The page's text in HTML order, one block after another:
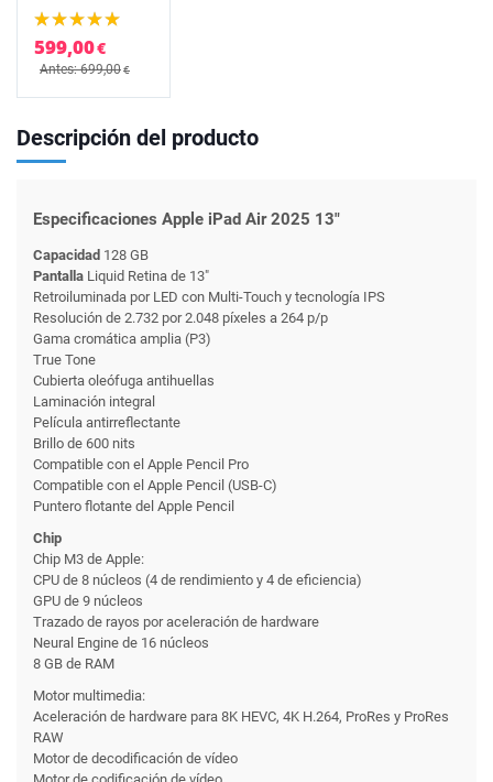
599,00€
Antes: 699,00€
Descripción del producto
Especificaciones Apple iPad Air 2025 13"
Capacidad 128 GB
Pantalla Liquid Retina de 13"
Retroiluminada por LED con Multi-Touch y tecnología IPS
Resolución de 2.732 por 2.048 píxeles a 264 p/p
Gama cromática amplia (P3)
True Tone
Cubierta oleófuga antihuellas
Laminación integral
Película antirreflectante
Brillo de 600 nits
Compatible con el Apple Pencil Pro
Compatible con el Apple Pencil (USB-C)
Puntero flotante del Apple Pencil
Chip
Chip M3 de Apple:
CPU de 8 núcleos (4 de rendimiento y 4 de eficiencia)
GPU de 9 núcleos
Trazado de rayos por aceleración de hardware
Neural Engine de 16 núcleos
8 GB de RAM
Motor multimedia:
Aceleración de hardware para 8K HEVC, 4K H.264, ProRes y ProRes
RAW
Motor de decodificación de vídeo